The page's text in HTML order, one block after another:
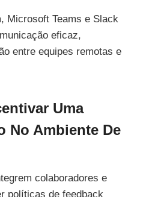
Microsoft Teams e Slack
eficaz,
entre equipes remotas e
Uma
No Ambiente De
colaboradores e
políticas de feedback